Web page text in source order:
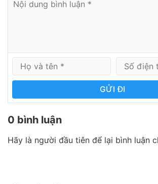
GỬI ĐI
0 bình luận
Hãy là người đầu tiên để lại bình luận